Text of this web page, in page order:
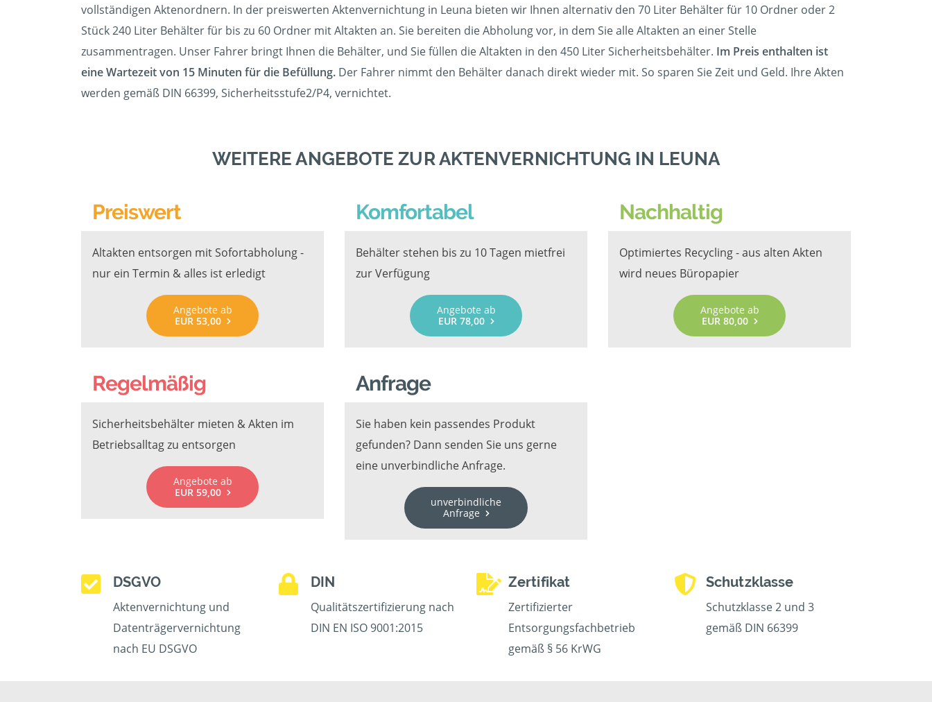
vollständigen Aktenordnern. In der preiswerten Aktenvernichtung in Leuna bieten wir Ihnen alternativ den 70 Liter Behälter für 10 Ordner oder 2
Stück 240 Liter Behälter für bis zu 60 Ordner mit Altakten an. Sie bereiten die Abholung vor, in dem Sie alle Altakten an einer Stelle
zusammentragen. Unser Fahrer bringt Ihnen die Behälter, und Sie füllen die Altakten in den 450 Liter Sicherheitsbehälter. Im Preis enthalten ist
eine Wartezeit von 15 Minuten für die Befüllung. Der Fahrer nimmt den Behälter danach direkt wieder mit. So sparen Sie Zeit und Geld. Ihre Akten
werden gemäß DIN 66399, Sicherheitsstufe2/P4, vernichtet.
WEITERE ANGEBOTE ZUR AKTENVERNICHTUNG IN LEUNA
Preiswert
Altakten entsorgen mit Sofortabholung -
nur ein Termin & alles ist erledigt
Angebote ab
EUR 53,00
Komfortabel
Behälter stehen bis zu 10 Tagen mietfrei
zur Verfügung
Angebote ab
EUR 78,00
Nachhaltig
Optimiertes Recycling - aus alten Akten
wird neues Büropapier
Angebote ab
EUR 80,00
Regelmäßig
Sicherheitsbehälter mieten & Akten im
Betriebsalltag zu entsorgen
Angebote ab
EUR 59,00
Anfrage
Sie haben kein passendes Produkt
gefunden? Dann senden Sie uns gerne
eine unverbindliche Anfrage.
unverbindliche
Anfrage
DSGVO
Aktenvernichtung und
Datenträgervernichtung
nach EU DSGVO
DIN
Qualitätszertifizierung nach
DIN EN ISO 9001:2015
Zertifikat
Zertifizierter
Entsorgungsfachbetrieb
gemäß § 56 KrWG
Schutzklasse
Schutzklasse 2 und 3
gemäß DIN 66399